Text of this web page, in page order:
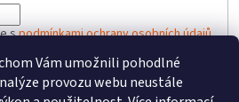
Vám umožnili pohodlné
provozu webu neustále
spodmínkami ochrany osobních údajů